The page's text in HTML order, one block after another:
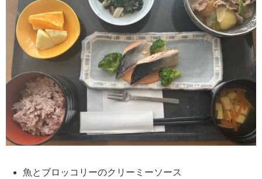
魚とブロッコリーのクリーミーソース